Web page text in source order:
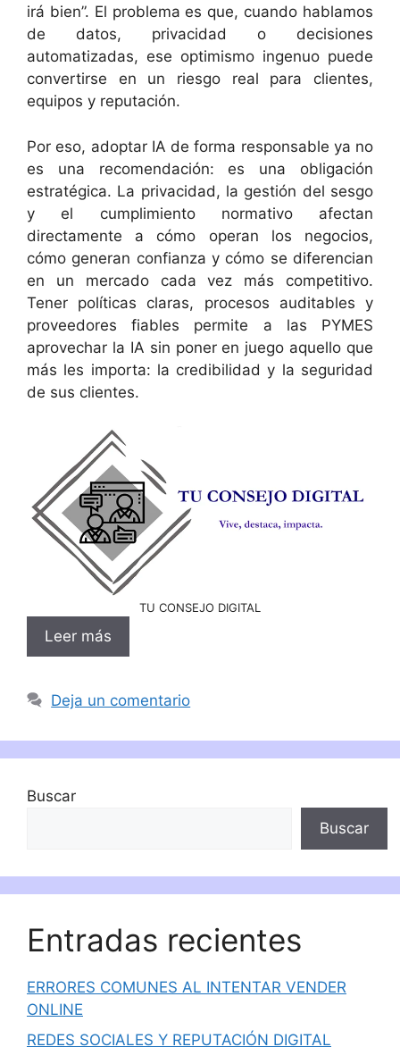
irá bien”. El problema es que, cuando hablamos
de datos, privacidad o decisiones
automatizadas, ese optimismo ingenuo puede
convertirse en un riesgo real para clientes,
equipos y reputación.
Por eso, adoptar IA de forma responsable ya no
es una recomendación: es una obligación
estratégica. La privacidad, la gestión del sesgo
y el cumplimiento normativo afectan
directamente a cómo operan los negocios,
cómo generan confianza y cómo se diferencian
en un mercado cada vez más competitivo.
Tener políticas claras, procesos auditables y
proveedores fiables permite a las PYMES
aprovechar la IA sin poner en juego aquello que
más les importa: la credibilidad y la seguridad
de sus clientes.
TU CONSEJO DIGITAL
Leer más
Deja un comentario
Buscar
Buscar
Entradas recientes
ERRORES COMUNES AL INTENTAR VENDER
ONLINE
REDES SOCIALES Y REPUTACIÓN DIGITAL